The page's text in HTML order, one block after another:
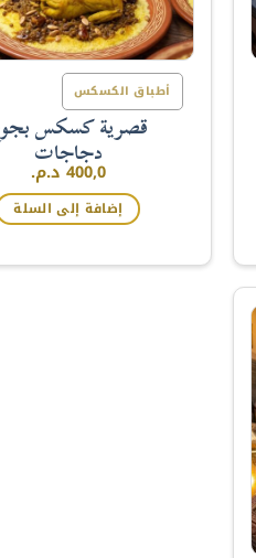
أطباق الكسكس
قصرية كسكس
دجاجات
400,0 د.م.
إضافة إلى السلة